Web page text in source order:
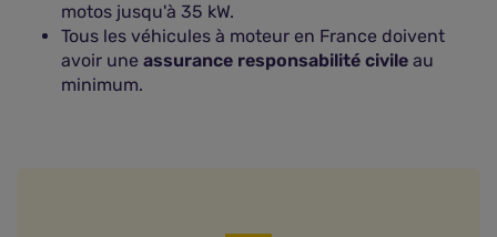
motos jusqu'à 35 kW.
Tous les véhicules à moteur en France doivent
avoir une assurance responsabilité civile au
minimum.